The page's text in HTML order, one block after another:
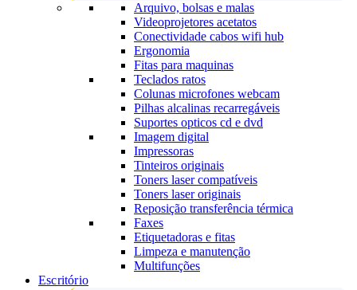
Arquivo, bolsas e malas
Videoprojetores acetatos
Conectividade cabos wifi hub
Ergonomia
Fitas para maquinas
Teclados ratos
Colunas microfones webcam
Pilhas alcalinas recarregáveis
Suportes opticos cd e dvd
Imagem digital
Impressoras
Tinteiros originais
Toners laser compatíveis
Toners laser originais
Reposição transferência térmica
Faxes
Etiquetadoras e fitas
Limpeza e manutenção
Multifunções
Escritório